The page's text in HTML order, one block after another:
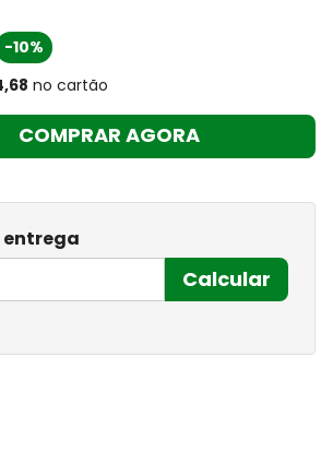
-10%
no cartão
COMPRAR AGORA
entrega
Calcular